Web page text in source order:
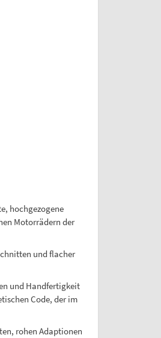
hochgezogene
Motorrädern der
und flacher
und Handfertigkeit
Code, der im
rohen Adaptionen